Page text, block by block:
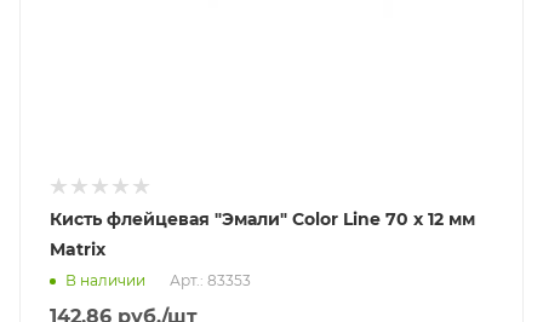
Кисть флейцевая "Эмали" Color Line 70 х 12 мм
Matrix
В наличии Арт.: 83353
142.86 руб./шт